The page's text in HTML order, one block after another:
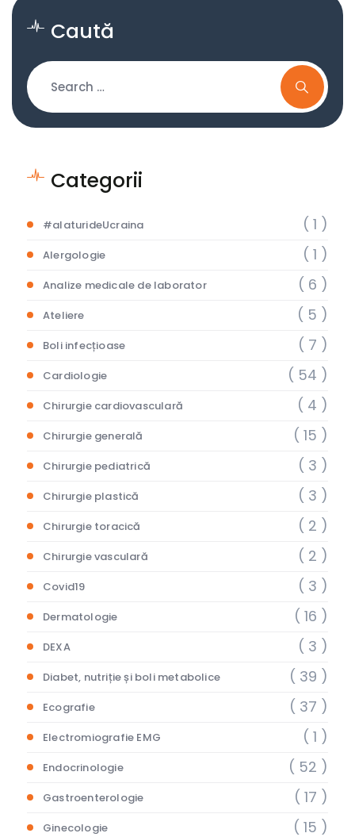
Caută
Categorii
#alaturideUcraina ( 1 )
Alergologie ( 1 )
Analize medicale de laborator ( 6 )
Ateliere ( 5 )
Boli infecțioase ( 7 )
Cardiologie ( 54 )
Chirurgie cardiovasculară ( 4 )
Chirurgie generală ( 15 )
Chirurgie pediatrică ( 3 )
Chirurgie plastică ( 3 )
Chirurgie toracică ( 2 )
Chirurgie vasculară ( 2 )
Covid19 ( 3 )
Dermatologie ( 16 )
DEXA ( 3 )
Diabet, nutriție și boli metabolice ( 39 )
Ecografie ( 37 )
Electromiografie EMG ( 1 )
Endocrinologie ( 52 )
Gastroenterologie ( 17 )
Ginecologie ( 15 )